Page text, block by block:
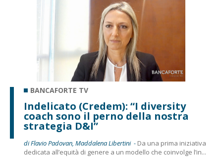
BANCAFORTE TV
Indelicato (Credem): “I diversity
coach sono il perno della nostra
strategia D&I”
di Flavio Padovan, Maddalena Libertini - Da una prima iniziativa
dedicata all’equità di genere a un modello che coinvolge l’in...